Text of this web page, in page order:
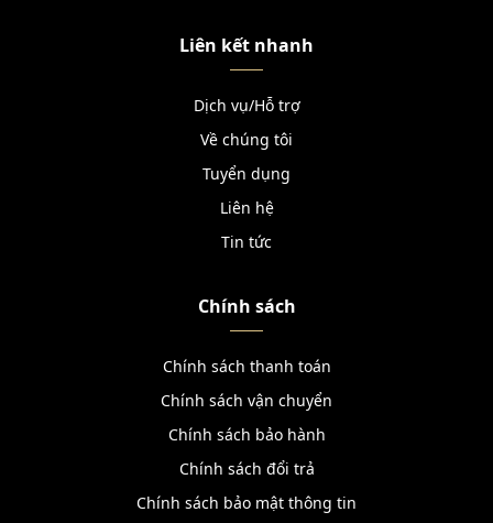
Liên kết nhanh
Dịch vụ/Hỗ trợ
Về chúng tôi
Tuyển dụng
Liên hệ
Tin tức
Chính sách
Chính sách thanh toán
Chính sách vận chuyển
Chính sách bảo hành
Chính sách đổi trả
Chính sách bảo mật thông tin